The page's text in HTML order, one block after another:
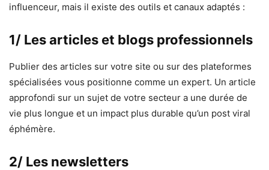
influenceur, mais il existe des outils et canaux adaptés :
1/ Les articles et blogs professionnels
Publier des articles sur votre site ou sur des plateformes
spécialisées vous positionne comme un expert. Un article
approfondi sur un sujet de votre secteur a une durée de
vie plus longue et un impact plus durable qu’un post viral
éphémère.
2/ Les newsletters